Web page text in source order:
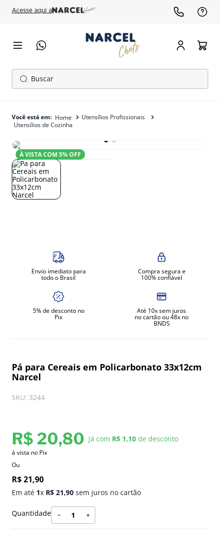
Acesse aqui a
Buscar
Utensílios Profissionais
Utensílios de Cozinha
À VISTA COM5% OFF
Envio imediato para
todo o Brasil
Compra segura e
100% confiável
5% de desconto no
Pix
Até 10x sem juros
no cartão ou 48x no
BNDS
Pá para Cereais em Policarbonato 33x12cm
Narcel
SKU: 3244
R$ 20,80 Já com R$ 1,10 de desconto
à vista no Pix
Ou
R$21,90
Em até 1x R$ 21,90 sem juros no cartão
Quantidade ＋
－
1º
cafeteira
3º
gelopar
4º
fogão
5º
panela pressão
6º
forno
amassadeira
fritadeira